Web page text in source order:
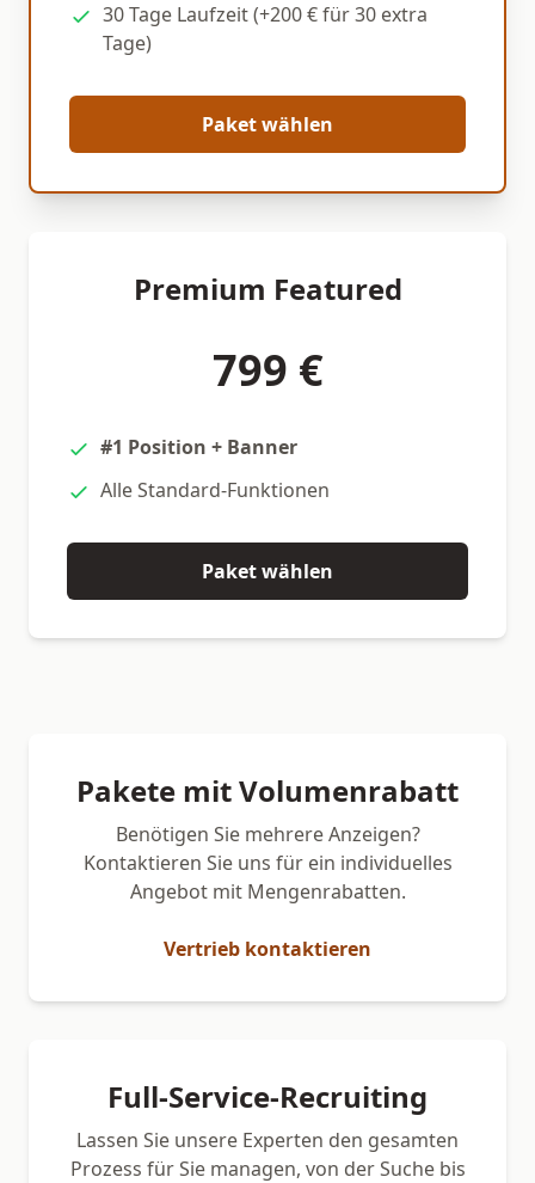
30 Tage Laufzeit (+200 € für 30 extra
Tage)
Paket wählen
Premium Featured
799 €
#1 Position + Banner
Alle Standard-Funktionen
Paket wählen
Pakete mit Volumenrabatt
Benötigen Sie mehrere Anzeigen?
Kontaktieren Sie uns für ein individuelles
Angebot mit Mengenrabatten.
Vertrieb kontaktieren
Full-Service-Recruiting
Lassen Sie unsere Experten den gesamten
Prozess für Sie managen, von der Suche bis